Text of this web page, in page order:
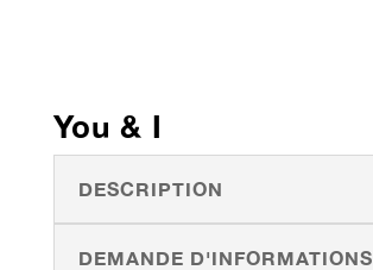
You & I
DESCRIPTION
DEMANDE D'INFORMATIONS